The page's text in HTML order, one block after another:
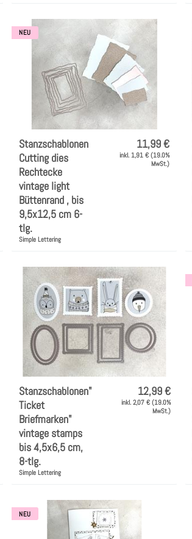
NEU
Stanzschablonen
Cutting dies
Rechtecke
vintage light
Büttenrand , bis
9,5x12,5 cm 6-
tlg.
Simple Lettering
11,99 €
inkl. 1,91 € (19.0%
MwSt.)
Stanzschablonen"
Ticket
Briefmarken"
vintage stamps
bis 4,5x6,5 cm,
8-tlg.
Simple Lettering
12,99 €
inkl. 2,07 € (19.0%
MwSt.)
NEU